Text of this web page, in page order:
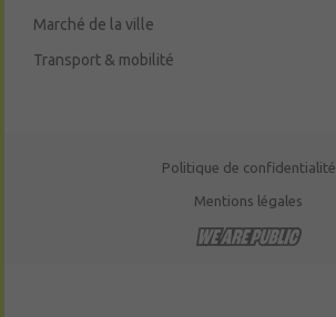
Marché de la ville
Transport & mobilité
Politique de confidentialité
Mentions légales